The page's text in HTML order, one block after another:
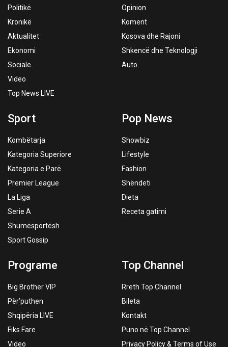
Politikë
Kronikë
Aktualitet
Ekonomi
Sociale
Video
Top News LIVE
Opinion
Koment
Kosova dhe Rajoni
Shkencë dhe Teknologji
Auto
Sport
Kombëtarja
Kategoria Superiore
Kategoria e Parë
Premier League
La Liga
Serie A
Shumësportësh
Sport Gossip
Pop News
Showbiz
Lifestyle
Fashion
Shëndeti
Dieta
Receta gatimi
Programe
Big Brother VIP
Për’puthen
Shqipëria LIVE
Fiks Fare
Video
Top Channel
Rreth Top Channel
Bileta
Kontakt
Puno në Top Channel
Privacy Policy & Terms of Use